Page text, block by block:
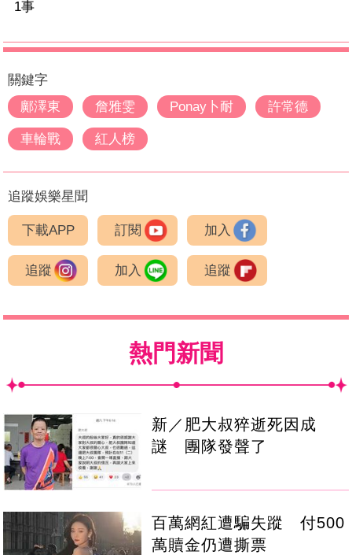
1事
關鍵字
鄺澤東
詹雅雯 Ponay卜耐 許常德
車輪戰 紅人榜
追蹤娛樂星聞
下載APP 訂閱 加入
追蹤 加入 追蹤
熱門新聞
新／肥大叔猝逝死因成
謎 團隊發聲了
百萬網紅遭騙失蹤 付500
萬贖金仍遭撕票